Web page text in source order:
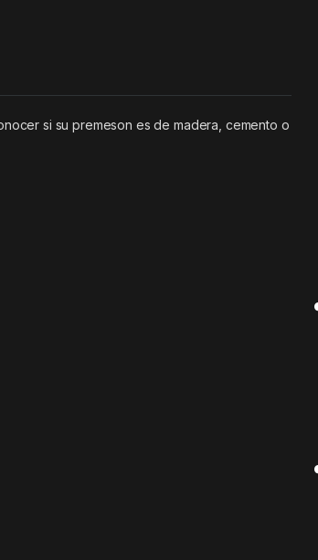
si su premeson es de madera, cemento o